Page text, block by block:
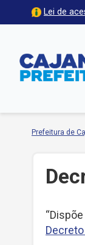
Lei de
Prefeitura de